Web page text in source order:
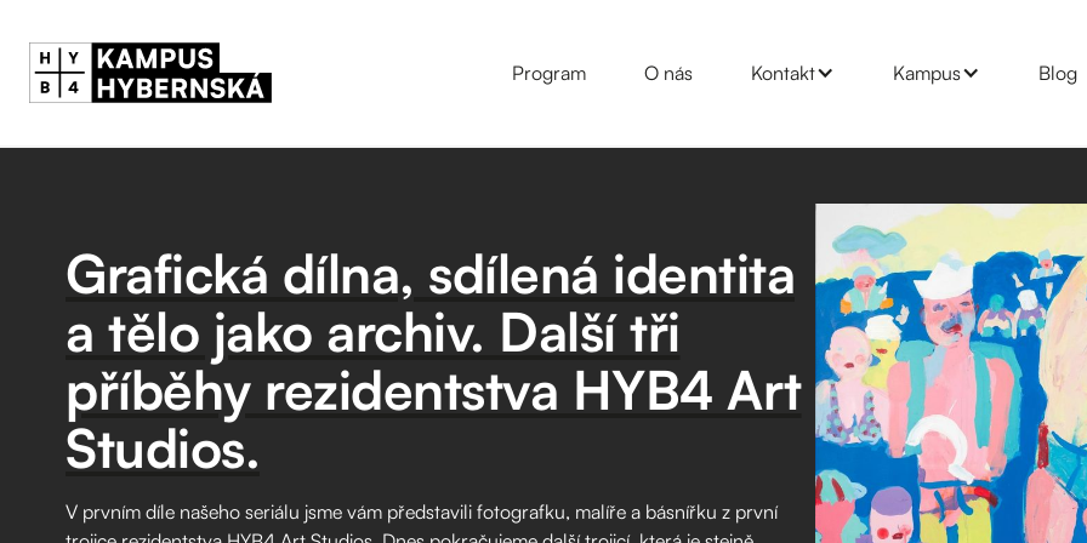
Program O nás Kontakt Kampus Blog
Grafická dílna, sdílená identita
a tělo jako archiv. Další tři
příběhy rezidentstva HYB4 Art
Studios.
V prvním díle našeho seriálu jsme vám představili fotografku, malíře a básnířku z první